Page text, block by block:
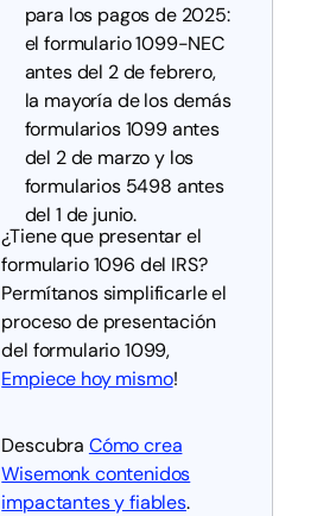
para los pagos de 2025:
el formulario 1099-NEC
antes del 2 de febrero,
la mayoría de los demás
formularios 1099 antes
del 2 de marzo y los
formularios 5498 antes
del 1 de junio.
¿Tiene que presentar el
formulario 1096 del IRS?
Permítanos simplificarle el
proceso de presentación
del formulario 1099,
Empiece hoy mismo!
Descubra Cómo crea
Wisemonk contenidos
impactantes y fiables.